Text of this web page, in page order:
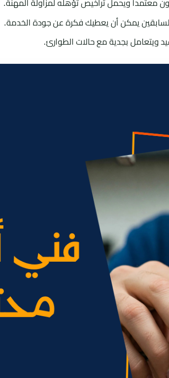
السابقين يمكن أن يعطيك فكرة عن جودة الخدمة.
ويتعامل بجدية مع حالات الطوارئ.